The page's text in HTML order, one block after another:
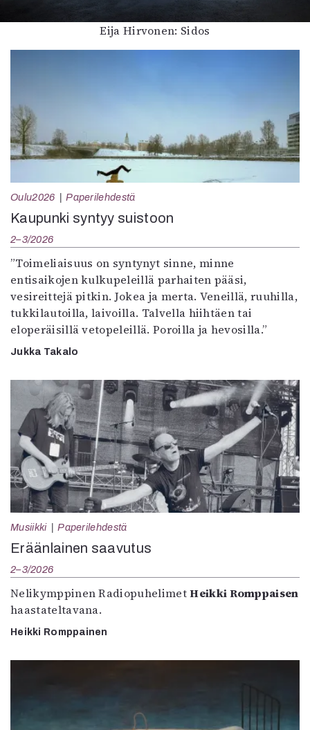
Eija Hirvonen: Sidos
Oulu2026 Paperilehdestä
Kaupunki syntyy suistoon
2–3/2026
”Toimeliaisuus on syntynyt sinne, minne
entisaikojen kulkupeleillä parhaiten pääsi,
vesireittejä pitkin. Jokea ja merta. Veneillä, ruuhilla,
tukkilautoilla, laivoilla. Talvella hiihtäen tai
eloperäisillä vetopeleillä. Poroilla ja hevosilla.”
Jukka Takalo
Musiikki Paperilehdestä
Eräänlainen saavutus
2–3/2026
Nelikymppinen RadiopuhelimetHeikki Romppaisen
haastateltavana.
Heikki Romppainen